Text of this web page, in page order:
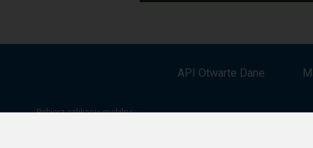
API Otwarte Dane
Pobierz aplikację mobilną: